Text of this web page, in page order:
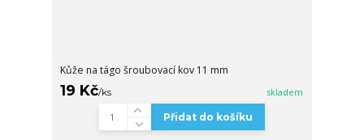
Kůže na tágo šroubovací kov 11 mm
19 Kč/ks skladem
Přidat do košíku